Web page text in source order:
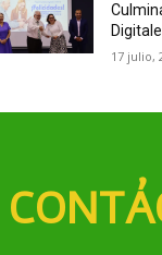
17 julio,